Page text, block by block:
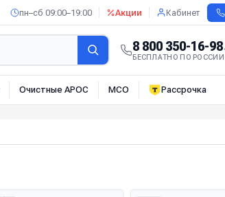
пн–сб 09:00–19:00 Акции Кабинет
8 800 350-16-98
БЕСПЛАТНО ПО РОССИИ
Очистные АРОС МСО Рассрочка